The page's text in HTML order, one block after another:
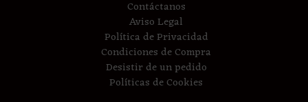
Contáctanos
Aviso Legal
Política de Privacidad
Condiciones de Compra
Desistir de un pedido
Políticas de Cookies